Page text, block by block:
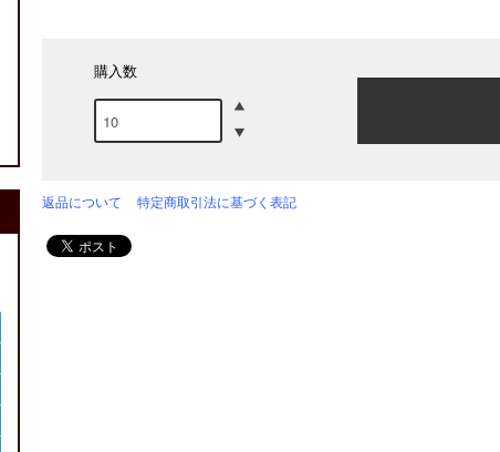
購入数
返品について 特定商取引法に基づく表記